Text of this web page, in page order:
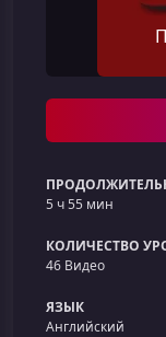
5 ч 55 мин
КОЛИЧЕСТВО
46 Видео
ЯЗЫК
Английский